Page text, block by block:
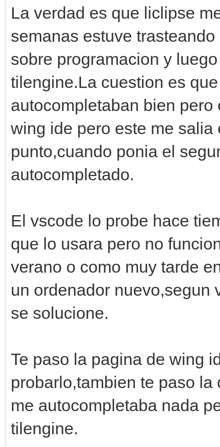
La verdad es que liclipse
semanas estuve
sobre programacion y
tilengine.La cuestion es
autocompletaban bien
wing ide pero este me
punto,cuando ponia el
autocompletado.
El vscode lo probe hace
que lo usara pero no
verano o como muy tarde
un ordenador nuevo,segun
se solucione.
Te paso la pagina de wing
probarlo,tambien te paso
me autocompletaba nada
tilengine.